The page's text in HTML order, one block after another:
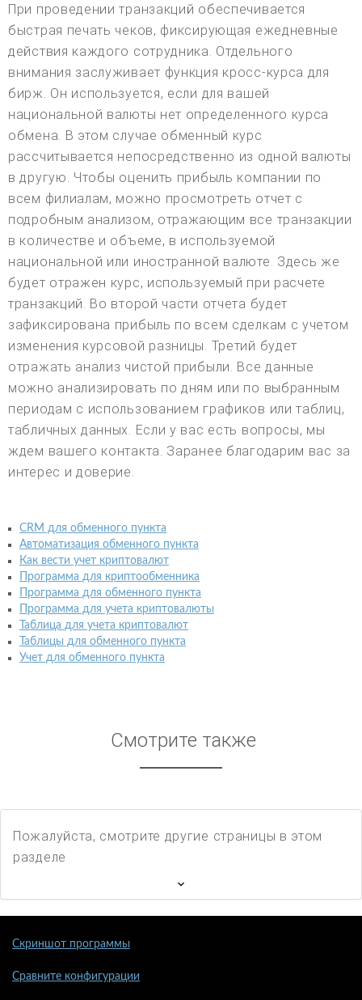
При проведении транзакций обеспечивается
быстрая печать чеков, фиксирующая ежедневные
действия каждого сотрудника. Отдельного
внимания заслуживает функция кросс-курса для
бирж. Он используется, если для вашей
национальной валюты нет определенного курса
обмена. В этом случае обменный курс
рассчитывается непосредственно из одной валюты
в другую. Чтобы оценить прибыль компании по
всем филиалам, можно просмотреть отчет с
подробным анализом, отражающим все транзакции
в количестве и объеме, в используемой
национальной или иностранной валюте. Здесь же
будет отражен курс, используемый при расчете
транзакций. Во второй части отчета будет
зафиксирована прибыль по всем сделкам с учетом
изменения курсовой разницы. Третий будет
отражать анализ чистой прибыли. Все данные
можно анализировать по дням или по выбранным
периодам с использованием графиков или таблиц,
табличных данных. Если у вас есть вопросы, мы
ждем вашего контакта. Заранее благодарим вас за
интерес и доверие.
CRM для обменного пункта
Автоматизация обменного пункта
Как вести учет криптовалют
Программа для криптообменника
Программа для обменного пункта
Программа для учета криптовалюты
Таблица для учета криптовалют
Таблицы для обменного пункта
Учет для обменного пункта
Смотрите также
Пожалуйста, смотрите другие страницы в этом
разделе
Скриншот программы
Сравните конфигурации